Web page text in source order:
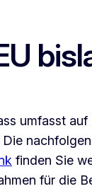
umfasst
finden Sie
für die